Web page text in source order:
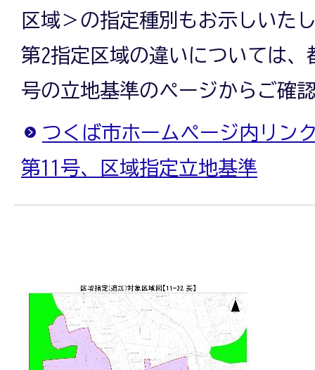
区域＞の指定種別もお示しいた
第2指定区域の違いについては、
号の立地基準のページからご確
つくば市ホームページ内リン
第11号、区域指定立地基準